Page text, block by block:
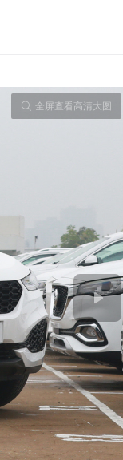
全屏查看高清大图